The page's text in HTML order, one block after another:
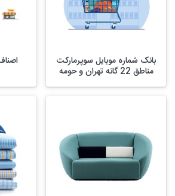
بانک شماره موبایل سوپرمارکت
مناطق 22 گانه تهران و حومه